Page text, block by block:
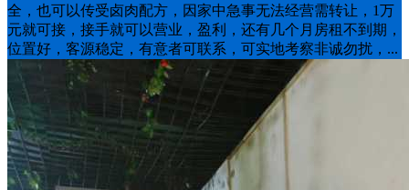
全，也可以传受卤肉配方，因家中急事无法经营需转让，1万
元就可接，接手就可以营业，盈利，还有几个月房租不到期，
位置好，客源稳定，有意者可联系，可实地考察非诚勿扰，...